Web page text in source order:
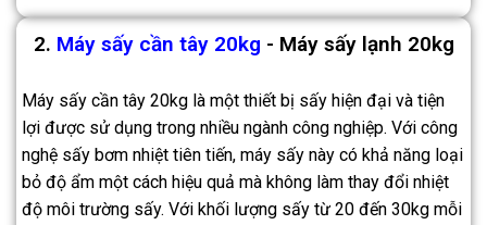
2. Máy sấy cần tây 20kg - Máy sấy lạnh 20kg
Máy sấy cần tây 20kg là một thiết bị sấy hiện đại và tiện
lợi được sử dụng trong nhiều ngành công nghiệp. Với công
nghệ sấy bơm nhiệt tiên tiến, máy sấy này có khả năng loại
bỏ độ ẩm một cách hiệu quả mà không làm thay đổi nhiệt
độ môi trường sấy. Với khối lượng sấy từ 20 đến 30kg mỗi